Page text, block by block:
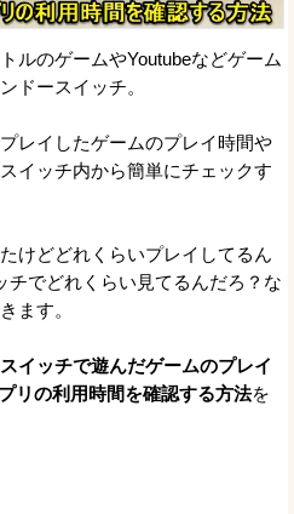
ルのゲームやYoutubeなどゲーム
ドースイッチ。
レイしたゲームのプレイ時間や
イッチ内から簡単にチェックす
けどどれくらいプレイしてるん
チでどれくらい見てるんだろ？な
ます。
イッチで遊んだゲームのプレイ
リの利用時間を確認する方法を